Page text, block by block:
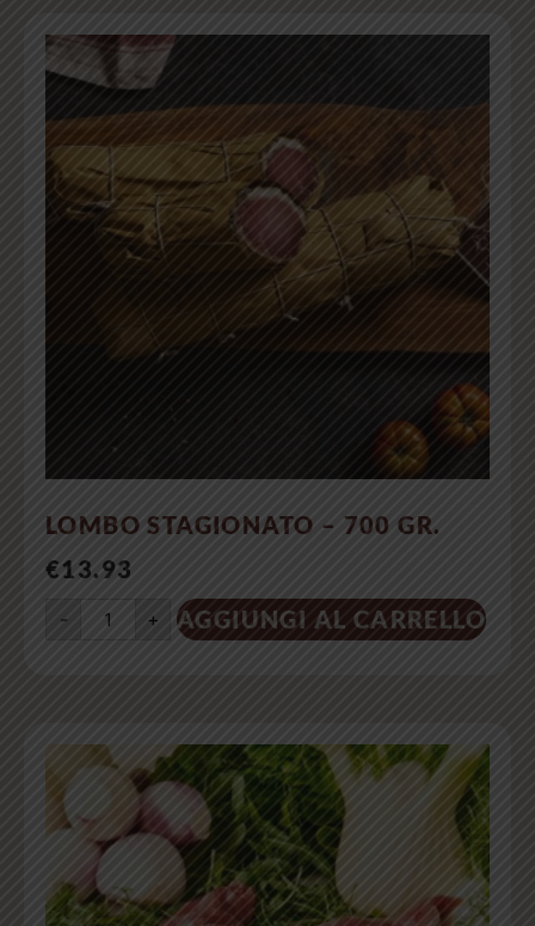
LOMBO STAGIONATO – 700 GR.
€13.93
- + AGGIUNGI AL CARRELLO